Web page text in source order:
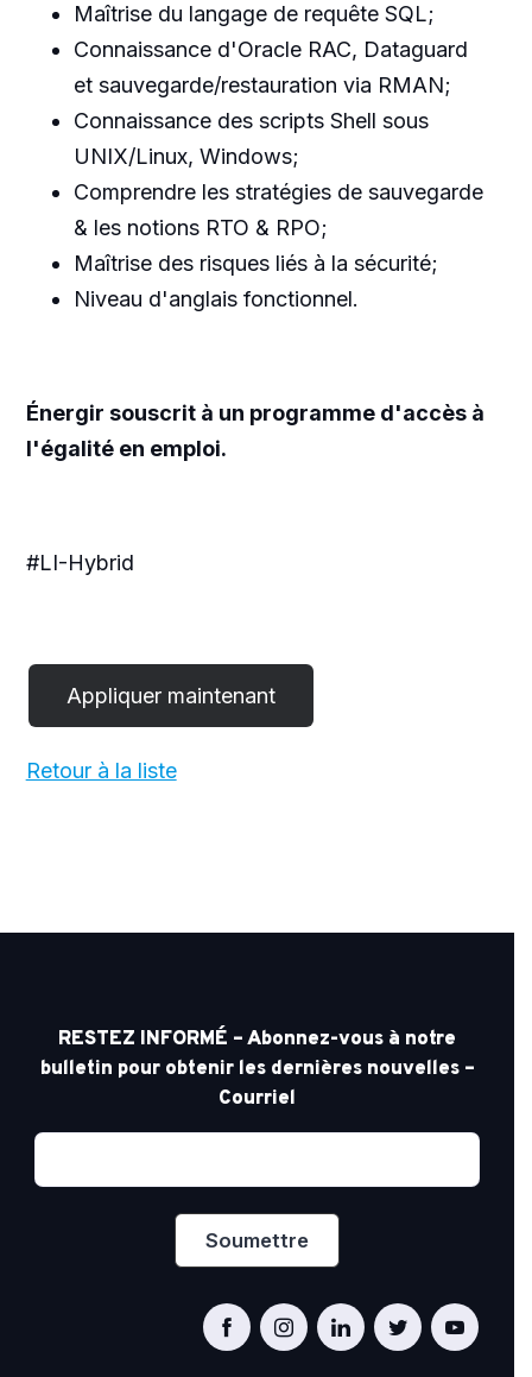
Maîtrise du langage de requête SQL;
Connaissance d'Oracle RAC, Dataguard
et sauvegarde/restauration via RMAN;
Connaissance des scripts Shell sous
UNIX/Linux, Windows;
Comprendre les stratégies de sauvegarde
& les notions RTO & RPO;
Maîtrise des risques liés à la sécurité;
Niveau d'anglais fonctionnel.
Énergir souscrit à un programme d'accès à
l'égalité en emploi.
#LI-Hybrid
Retour à la liste
RESTEZ INFORMÉ – Abonnez-vous à notre
bulletin pour obtenir les dernières nouvelles –
Courriel